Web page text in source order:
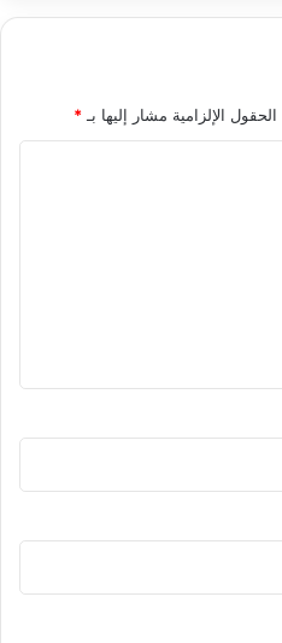
الحقول الإلزامية مشار إليها بـ*